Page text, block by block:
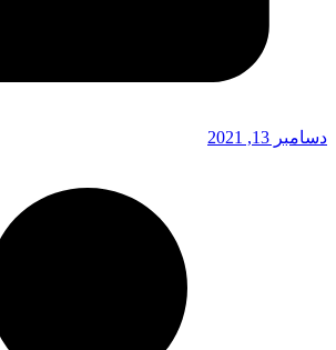
دسامبر 13, 2021